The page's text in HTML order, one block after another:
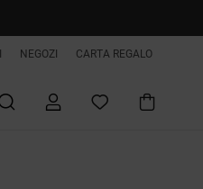
NEGOZI CARTA REGALO